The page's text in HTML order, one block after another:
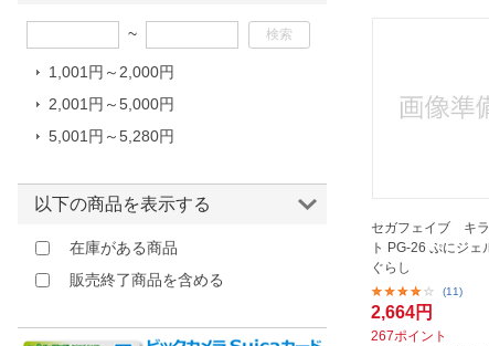
セガフェイブ キ
ト PG-26 ぷにジェ
ぐらし
(11)
2,664円
267ポイント
~
1,001円～2,000円
2,001円～5,000円
5,001円～5,280円
以下の商品を表示する
在庫がある商品
販売終了商品を含める